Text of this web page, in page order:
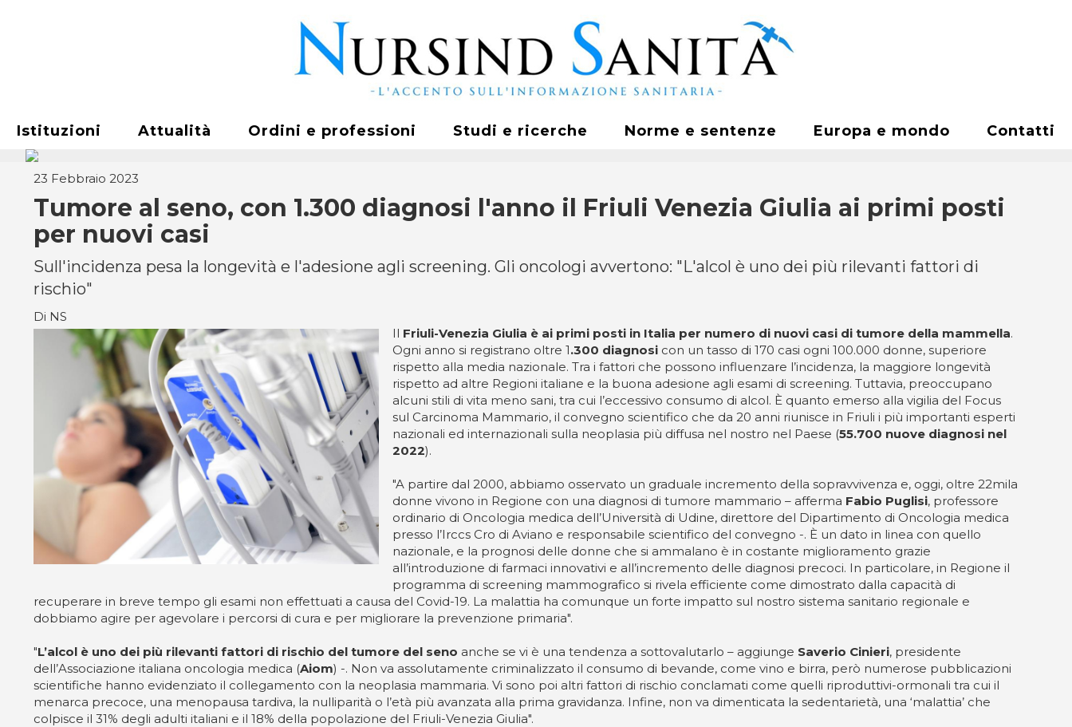
Istituzioni Attualità Ordini e professioni Studi e ricerche Norme e sentenze Europa e mondo Contatti
23 Febbraio 2023
Tumore al seno, con 1.300 diagnosi l'anno il Friuli Venezia Giulia ai primi posti
per nuovi casi
Sull'incidenza pesa la longevità e l'adesione agli screening. Gli oncologi avvertono: "L'alcol è uno dei più rilevanti fattori di
rischio"
Di NS
Il Friuli-Venezia Giulia è ai primi posti in Italia per numero di nuovi casi di tumore della mammella.
Ogni anno si registrano oltre 1.300 diagnosi con un tasso di 170 casi ogni 100.000 donne, superiore
rispetto alla media nazionale. Tra i fattori che possono influenzare l’incidenza, la maggiore longevità
rispetto ad altre Regioni italiane e la buona adesione agli esami di screening. Tuttavia, preoccupano
alcuni stili di vita meno sani, tra cui l’eccessivo consumo di alcol. È quanto emerso alla vigilia del Focus
sul Carcinoma Mammario, il convegno scientifico che da 20 anni riunisce in Friuli i più importanti esperti
nazionali ed internazionali sulla neoplasia più diffusa nel nostro nel Paese (55.700 nuove diagnosi nel
2022).
"A partire dal 2000, abbiamo osservato un graduale incremento della sopravvivenza e, oggi, oltre 22mila
donne vivono in Regione con una diagnosi di tumore mammario – afferma Fabio Puglisi, professore
ordinario di Oncologia medica dell’Università di Udine, direttore del Dipartimento di Oncologia medica
presso l’Irccs Cro di Aviano e responsabile scientifico del convegno -. È un dato in linea con quello
nazionale, e la prognosi delle donne che si ammalano è in costante miglioramento grazie
all’introduzione di farmaci innovativi e all’incremento delle diagnosi precoci. In particolare, in Regione il
programma di screening mammografico si rivela efficiente come dimostrato dalla capacità di
recuperare in breve tempo gli esami non effettuati a causa del Covid-19. La malattia ha comunque un forte impatto sul nostro sistema sanitario regionale e
dobbiamo agire per agevolare i percorsi di cura e per migliorare la prevenzione primaria".
"L’alcol è uno dei più rilevanti fattori di rischio del tumore del seno anche se vi è una tendenza a sottovalutarlo – aggiunge Saverio Cinieri, presidente
dell’Associazione italiana oncologia medica (Aiom) -. Non va assolutamente criminalizzato il consumo di bevande, come vino e birra, però numerose pubblicazioni
scientifiche hanno evidenziato il collegamento con la neoplasia mammaria. Vi sono poi altri fattori di rischio conclamati come quelli riproduttivi-ormonali tra cui il
menarca precoce, una menopausa tardiva, la nulliparità o l’età più avanzata alla prima gravidanza. Infine, non va dimenticata la sedentarietà, una ‘malattia’ che
colpisce il 31% degli adulti italiani e il 18% della popolazione del Friuli-Venezia Giulia".